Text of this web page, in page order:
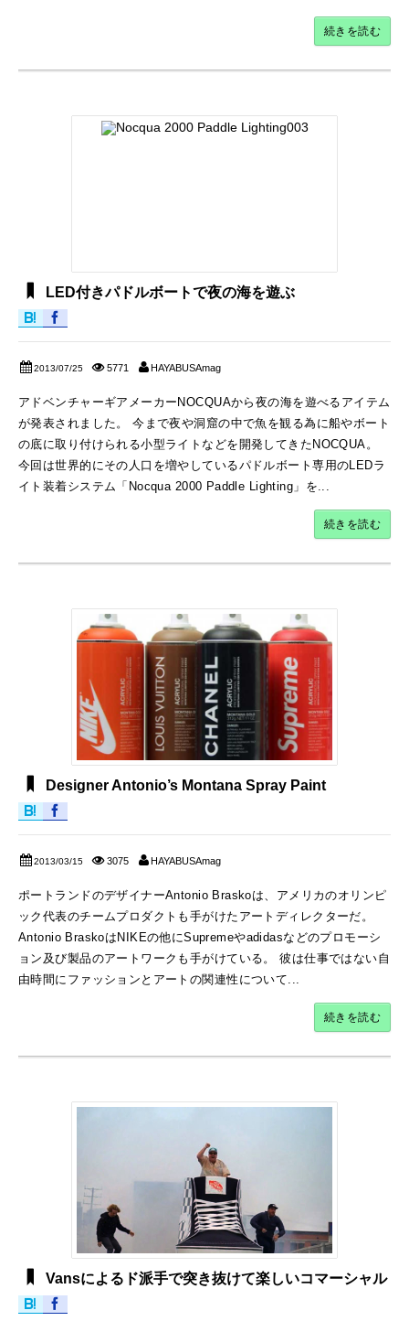
続きを読む
LED付きパドルボートで夜の海を遊ぶ
2013/07/25 5771 HAYABUSAmag
アドベンチャーギアメーカーNOCQUAから夜の海を遊べるアイテム
が発表されました。 今まで夜や洞窟の中で魚を観る為に船やボート
の底に取り付けられる小型ライトなどを開発してきたNOCQUA。
今回は世界的にその人口を増やしているパドルボート専用のLEDラ
イト装着システム「Nocqua 2000 Paddle Lighting」を...
続きを読む
Designer Antonio’s Montana Spray Paint
2013/03/15 3075 HAYABUSAmag
ポートランドのデザイナーAntonio Braskoは、アメリカのオリンピ
ック代表のチームプロダクトも手がけたアートディレクターだ。
Antonio BraskoはNIKEの他にSupremeやadidasなどのプロモーシ
ョン及び製品のアートワークも手がけている。 彼は仕事ではない自
由時間にファッションとアートの関連性について...
続きを読む
Vansによるド派手で突き抜けて楽しいコマーシャル